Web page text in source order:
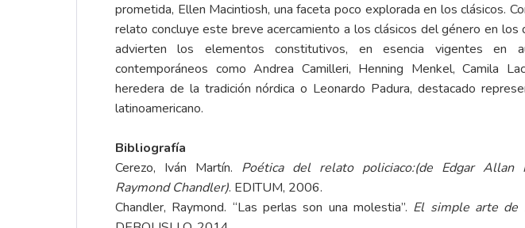
prometida, Ellen Macintiosh, una faceta poco explorada en los clásicos.
relato concluye este breve acercamiento a los clásicos del género en los
advierten los elementos constitutivos, en esencia vigentes en
contemporáneos como Andrea Camilleri, Henning Menkel, Camila
heredera de la tradición nórdica o Leonardo Padura, destacado
latinoamericano.
Bibliografía
Cerezo, Iván Martín. Poética del relato policiaco:(de Edgar Allan
Raymond Chandler). EDITUM, 2006.
Chandler, Raymond. “Las perlas son una molestia”. El simple arte de